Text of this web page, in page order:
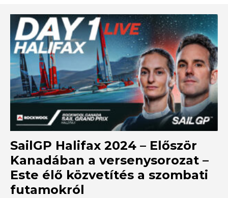
SailGP Halifax 2024 – Először
Kanadában a versenysorozat –
Este élő közvetítés a szombati
futamokról